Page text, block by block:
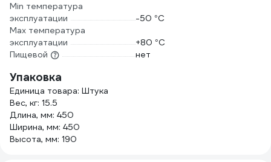
Min температура
эксплуатации
-50 °С
Мах температура
эксплуатации
+80 °С
Пищевой
нет
Упаковка
Единица товара: Штука
Вес, кг: 15.5
Длина, мм: 450
Ширина, мм: 450
Высота, мм: 190